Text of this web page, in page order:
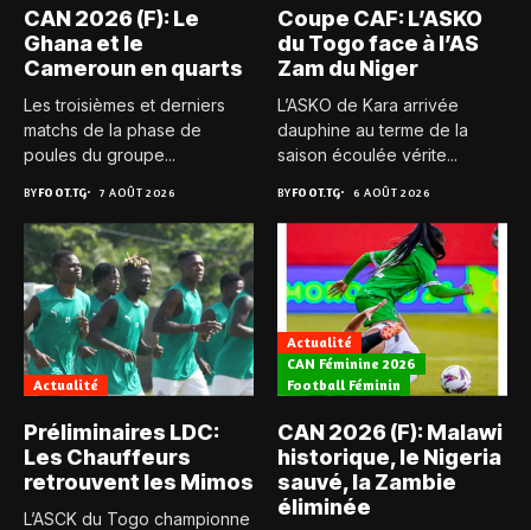
CAN 2026 (F): Le
Ghana et le
Cameroun en quarts
Les troisièmes et derniers
matchs de la phase de
poules du groupe...
BYFOOT.TG 7 AOÛT 2026
Coupe CAF: L’ASKO
du Togo face à l’AS
Zam du Niger
L’ASKO de Kara arrivée
dauphine au terme de la
saison écoulée vérite...
BYFOOT.TG 6 AOÛT 2026
Actualité
Préliminaires LDC:
Les Chauffeurs
retrouvent les Mimos
L’ASCK du Togo championne
Actualité
CAN Féminine 2026
Football Féminin
CAN 2026 (F): Malawi
historique, le Nigeria
sauvé, la Zambie
éliminée